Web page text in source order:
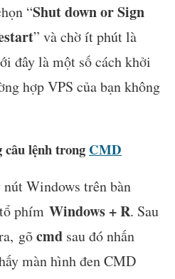
“Shut down or Sign
” và chờ ít phút là
đây là một số cách khởi
hợp VPS của bạn không
lệnh trong CMD
Windows trên bàn
phím Windows + R. Sau
gõcmd sau đó nhấn
màn hình đen CMD